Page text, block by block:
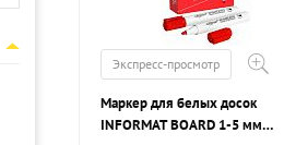
Экспресс-просмотр
Маркер для белых досок
INFORMAT BOARD 1-5 мм